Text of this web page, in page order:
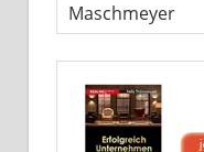
Maschmeyer